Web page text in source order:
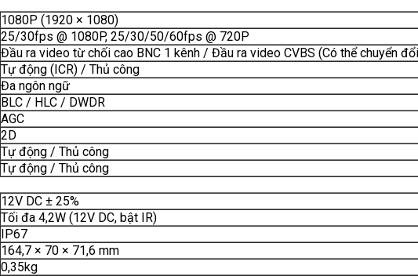
1080P (1920 × 1080)
25/30fps @ 1080P, 25/30/50/60fps @ 720P
Đầu ra video từ chối cao BNC 1 kênh / Đầu ra video CVBS (Có thể chuyển
Tự động (ICR) / Thủ công
Đa ngôn ngữ
BLC / HLC / DWDR
AGC
2D
Tự động / Thủ công
Tự động / Thủ công
12V DC ± 25%
Tối đa 4,2W (12V DC, bật IR)
IP67
164,7 × 70 × 71,6 mm
0,35kg